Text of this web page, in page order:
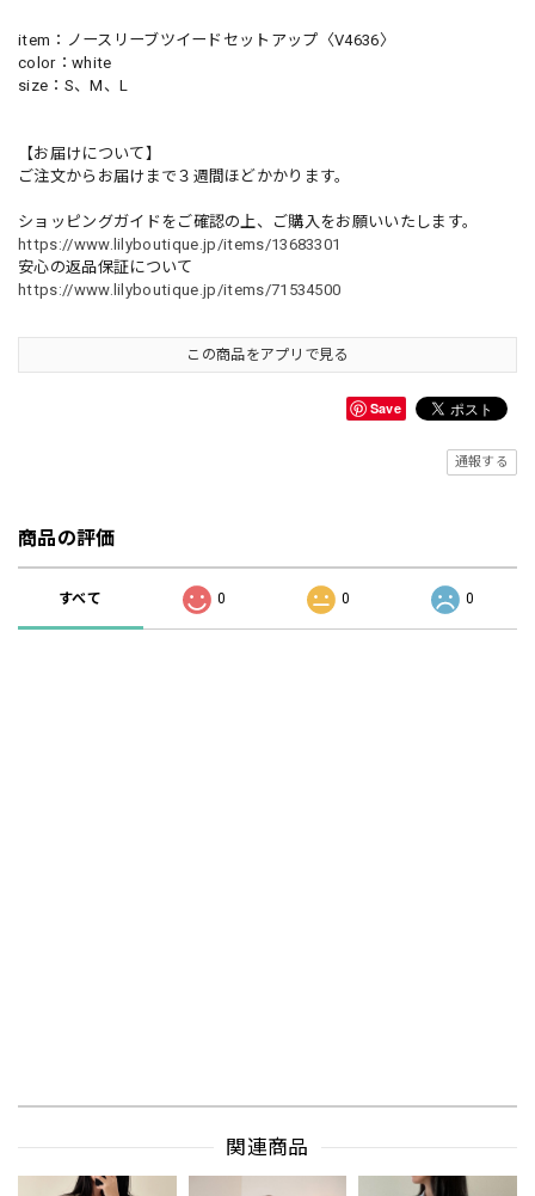
item：ノースリーブツイードセットアップ〈V4636〉
color：white
size：S、M、L
【お届けについて】
ご注文からお届けまで３週間ほどかかります。
ショッピングガイドをご確認の上、ご購入をお願いいたします。
https://www.lilyboutique.jp/items/13683301
安心の返品保証について
https://www.lilyboutique.jp/items/71534500
この商品をアプリで見る
Save
通報する
商品の評価
すべて 0 0 0
関連商品